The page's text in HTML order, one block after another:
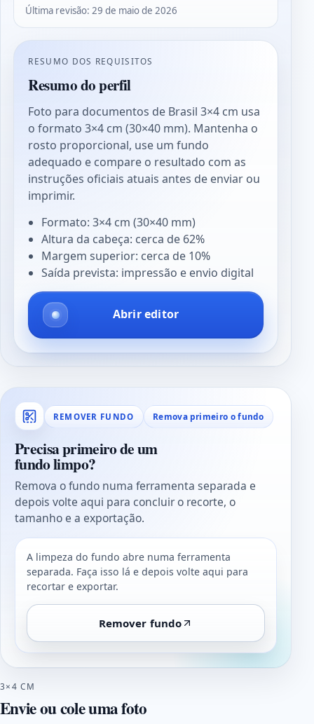
Última revisão:29 de maio de 2026
RESUMO DOS REQUISITOS
Resumo do perfil
Foto para documentos de Brasil 3×4 cm usa
o formato 3×4 cm (30×40 mm). Mantenha o
rosto proporcional, use um fundo
adequado e compare o resultado com as
instruções oficiais atuais antes de enviar ou
imprimir.
Formato: 3×4 cm (30×40 mm)
Altura da cabeça: cerca de 62%
Margem superior: cerca de 10%
Saída prevista: impressão e envio digital
Abrir editor
REMOVER FUNDO Remova primeiro o fundo
Precisa primeiro de um
fundo limpo?
Remova o fundo numa ferramenta separada e
depois volte aqui para concluir o recorte, o
tamanho e a exportação.
A limpeza do fundo abre numa ferramenta
separada. Faça isso lá e depois volte aqui para
recortar e exportar.
Remover fundo
3×4 CM
Envie ou cole uma foto